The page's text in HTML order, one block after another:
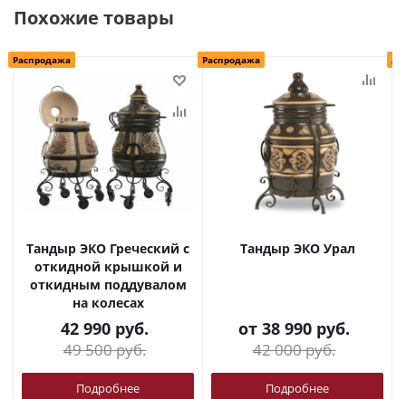
Похожие товары
Распродажа
Тандыр ЭКО Греческий с
откидной крышкой и
откидным поддувалом
на колесах
42 990 руб.
49 500руб.
Подробнее
Распродажа
Тандыр ЭКО Урал
от 38 990 руб.
42 000 руб.
Подробнее